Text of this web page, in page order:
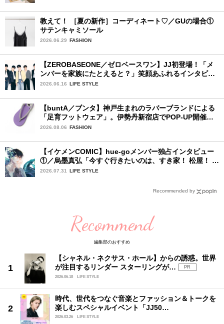
教えて！ ［夏の新作］コーディネート♡／GUの場合①
サテンキャミソール
2026.06.29 FASHION
【ZEROBASEONE／ゼロベースワン】JJ初登場！「メ
ンバーを家族にたとえると？」笑顔あふれるインタビュ
ー♡
2026.06.16 LIFE STYLE
【buntA／ブンタ】神戸生まれのラバーブランドによる
「足育フットウェア」。伊勢丹新宿店でPOP-UP開催
中！
2026.08.06 FASHION
【イケメンCOMIC】hue-goメンバー独占インタビュー
①／烏墨真弘「今すぐ行きたいのは、すき家！ 松屋！ ミ
スド！」
2026.07.31 LIFE STYLE
Recommended by
Recommend
編集部のおすすめ
【シャネル・ネクサス・ホール】からの誘惑。世界
が注目するリンダー スターリングが…
PR
2026.06.18
LIFE STYLE
時代、世代をつなぐ音楽とファッション＆トークを
楽しむスペシャルイベント「JJ50…
2026.03.26 LIFE STYLE